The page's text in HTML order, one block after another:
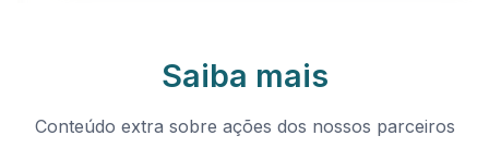
Saiba mais
Conteúdo extra sobre ações dos nossos parceiros